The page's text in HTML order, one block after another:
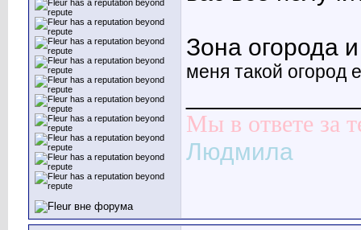
Зона огорода
меня такой огород
Мы в ответе за
Людмила